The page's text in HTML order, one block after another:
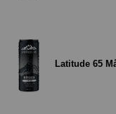
Latitude 65